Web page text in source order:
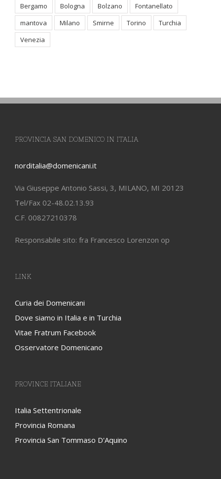
Bergamo Bologna Bolzano
Fontanellato
mantova
Milano Smirne Torino
Turchia
Venezia
PROVINCIA SAN DOMENICO IN ITALIA
norditalia@domenicani.it
Via Giuseppe Antonio Sassi, 3, MILANO, MI 20123
Tel/Fax 02-48.02.13.93
C.F. 00827210378
Responsabile sito: fra Francesco Lorenzon op
LINK
Curia dei Domenicani
Dove siamo in Italia e in Turchia
Vitae Fratrum Facebook
Osservatore Domenicano
PROVINCE ITALIANE
Italia Settentrionale
Provincia Romana
Provincia San Tommaso D'Aquino